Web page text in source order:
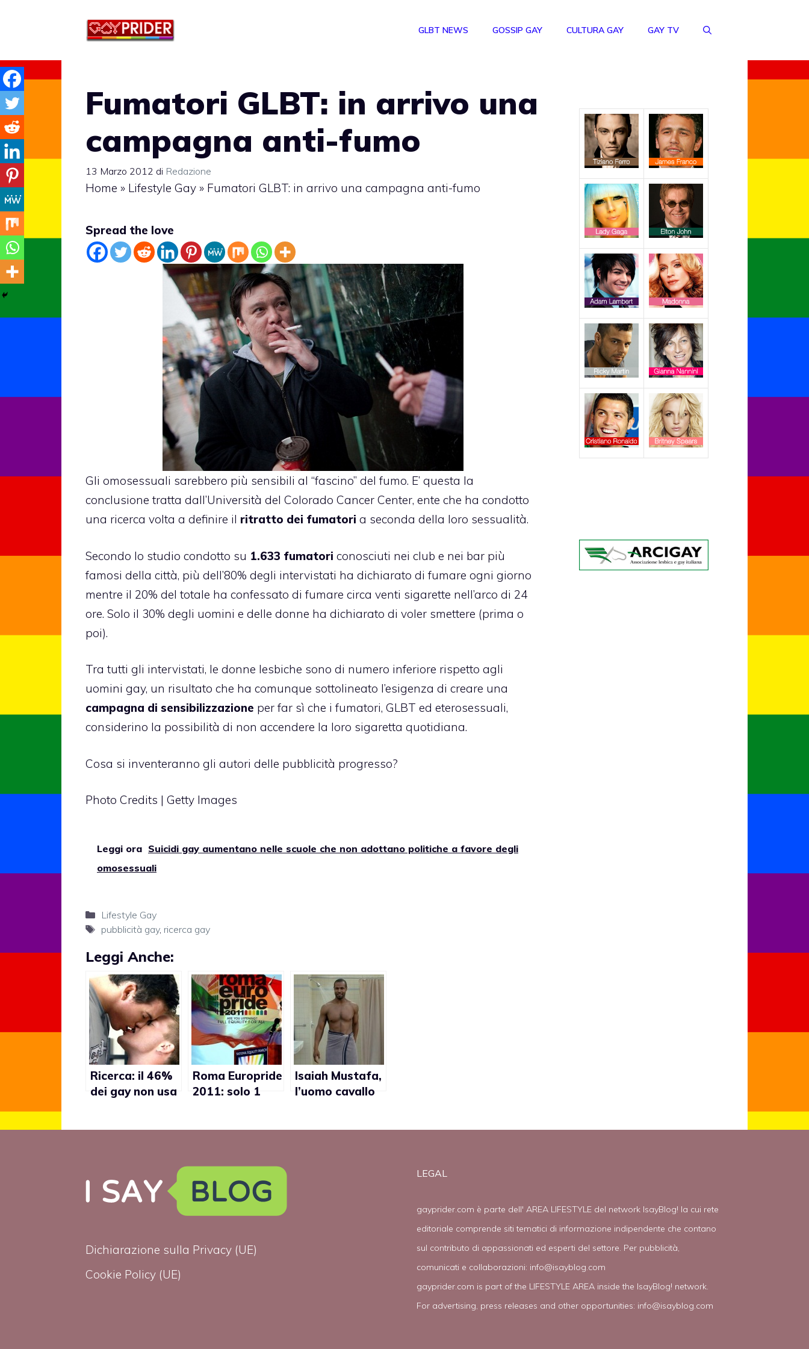
GLBT NEWS GOSSIP GAY CULTURA GAY GAY TV
Fumatori GLBT: in arrivo una
campagna anti-fumo
13 Marzo 2012 di Redazione
Home » Lifestyle Gay » Fumatori GLBT: in arrivo una campagna anti-fumo
Spread the love
Gli omosessuali sarebbero più sensibili al “fascino” del fumo. E’ questa la
conclusione tratta dall’Università del Colorado Cancer Center, ente che ha condotto
una ricerca volta a definire il ritratto dei fumatori a seconda della loro sessualità.
Secondo lo studio condotto su 1.633 fumatori conosciuti nei club e nei bar più
famosi della città, più dell’80% degli intervistati ha dichiarato di fumare ogni giorno
mentre il 20% del totale ha confessato di fumare circa venti sigarette nell’arco di 24
ore. Solo il 30% degli uomini e delle donne ha dichiarato di voler smettere (prima o
poi).
Tra tutti gli intervistati, le donne lesbiche sono di numero inferiore rispetto agli
uomini gay, un risultato che ha comunque sottolineato l’esigenza di creare una
campagna di sensibilizzazione per far sì che i fumatori, GLBT ed eterosessuali,
considerino la possibilità di non accendere la loro sigaretta quotidiana.
Cosa si inventeranno gli autori delle pubblicità progresso?
Photo Credits | Getty Images
Leggi ora Suicidi gay aumentano nelle scuole che non adottano politiche a favore degli
omosessuali
Categorie
Lifestyle Gay
Tag
pubblicità gay, ricerca gay
Leggi Anche:
Ricerca: il 46%
dei gay non usa
Roma Europride
2011: solo 1
Isaiah Mustafa,
l’uomo cavallo
Dichiarazione sulla Privacy (UE)
Cookie Policy (UE)
LEGAL
gayprider.com è parte dell' AREA LIFESTYLE del network IsayBlog! la cui rete
editoriale comprende siti tematici di informazione indipendente che contano
sul contributo di appassionati ed esperti del settore. Per pubblicità,
comunicati e collaborazioni: info@isayblog.com
gayprider.com is part of the LIFESTYLE AREA inside the IsayBlog! network.
For advertising, press releases and other opportunities: info@isayblog.com